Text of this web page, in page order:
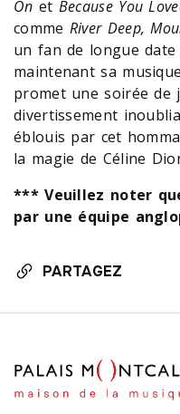
On et Because You
comme River Deep,
un fan de longue
maintenant sa
promet une soirée de
divertissement
éblouis par cet
la magie de Céline
*** Veuillez noter
par une équipe
PARTAGEZ